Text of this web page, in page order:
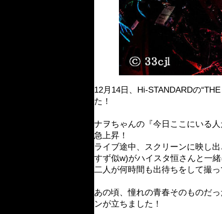
12月14日、Hi-STANDARDの
た！
ナヲちゃんの『今日ここにいる
急上昇！
ライブ途中、スクリーンに映し
すず似w)がハイスタ恒さんと一
二人が何時間も出待ちをして撮
あの頃、憧れの青春そのものだ
ンが立ちました！